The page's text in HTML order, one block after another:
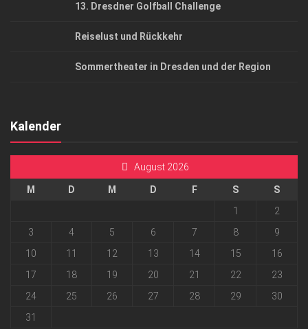
13. Dresdner Golfball Challenge
Reiselust und Rückkehr
Sommertheater in Dresden und der Region
Kalender
August 2026
M D M D F S
S
1
2
3
4 5 6 7 8
9
10
11 12 13 14 15
16
17
18 19 20 21 22
23
24
25 26 27 28 29
30
31